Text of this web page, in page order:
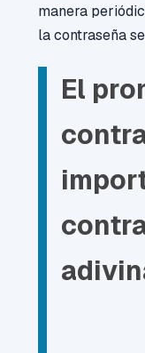
manera
la contraseña
El